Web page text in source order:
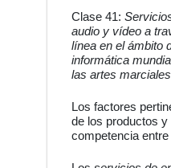
Clase 41:
audio y vídeo a
línea en el ámbito
informática
las artes
Los factores
de los productos
competencia